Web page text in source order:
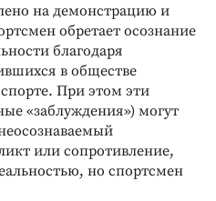
на демонстрацию и
обретает осознание
благодаря
в обществе
При этом эти
«заблуждения») могут
или сопротивление,
но спортсмен